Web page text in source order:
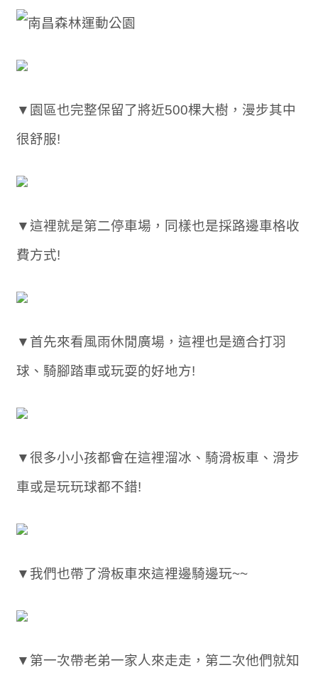
▼園區也完整保留了將近500棵大樹，漫步其中
很舒服!
▼這裡就是第二停車場，同樣也是採路邊車格收
費方式!
▼首先來看風雨休閒廣場，這裡也是適合打羽
球、騎腳踏車或玩耍的好地方!
▼很多小小孩都會在這裡溜冰、騎滑板車、滑步
車或是玩玩球都不錯!
▼我們也帶了滑板車來這裡邊騎邊玩~~
▼第一次帶老弟一家人來走走，第二次他們就知